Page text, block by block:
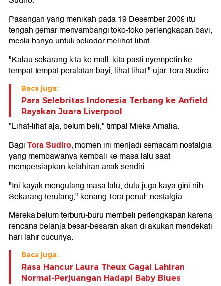
Pasangan yang menikah pada 19 Desember 2009 itu
tengah gemar menyambangi toko-toko perlengkapan bayi,
meski hanya untuk sekadar melihat-lihat.
"Kalau sekarang kita ke mall, kita pasti nyempetin ke
tempat-tempat peralatan bayi, lihat lihat," ujar Tora Sudiro.
Baca juga:
Para Selebritas Indonesia Terbang ke Anfield
Rayakan Juara Liverpool
"Lihat-lihat aja, belum beli," timpal Mieke Amalia.
BagiTora Sudiro, momen ini menjadi semacam nostalgia
yang membawanya kembali ke masa lalu saat
mempersiapkan kelahiran anak sendiri.
"Ini kayak mengulang masa lalu, dulu juga kaya gini nih.
Sekarang terulang," kenang Tora penuh nostalgia.
Mereka belum terburu-buru membeli perlengkapan karena
rencana belanja besar-besaran akan dilakukan mendekati
hari lahir cucunya.
Baca juga:
Rasa Hancur Laura Theux Gagal Lahiran
Normal-Perjuangan Hadapi Baby Blues